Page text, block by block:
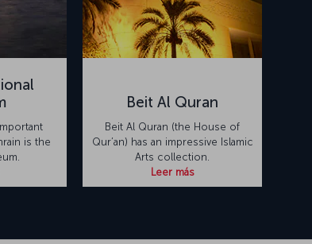
is the
Beit Al Quran
Beit Al Quran (the House of
Qur’an) has an impressive Islamic
Arts collection.
Leer más